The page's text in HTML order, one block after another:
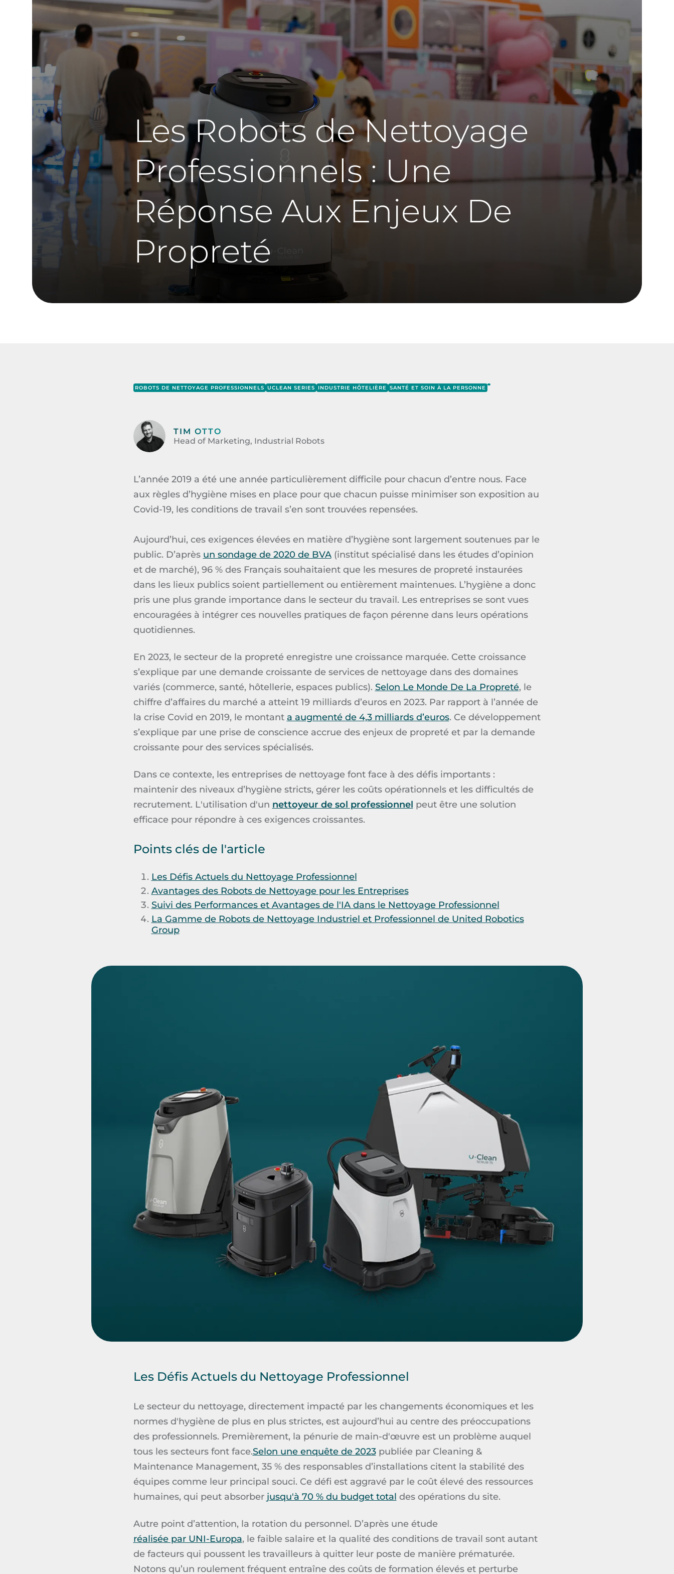
Les Robots de Nettoyage
Professionnels : Une
Réponse Aux Enjeux De
Propreté
ROBOTS DE NETTOYAGE PROFESSIONNELS UCLEAN SERIES INDUSTRIE HÔTELIÈRE SANTÉ ET SOIN À LA PERSONNE
TIM OTTO
Head of Marketing, Industrial Robots
L’année 2019 a été une année particulièrement difficile pour chacun d’entre nous. Face
aux règles d’hygiène mises en place pour que chacun puisse minimiser son exposition au
Covid-19, les conditions de travail s’en sont trouvées repensées.
Aujourd’hui, ces exigences élevées en matière d’hygiène sont largement soutenues par le
public. D’après un sondage de 2020 de BVA(institut spécialisé dans les études d’opinion
et de marché), 96 % des Français souhaitaient que les mesures de propreté instaurées
dans les lieux publics soient partiellement ou entièrement maintenues. L’hygiène a donc
pris une plus grande importance dans le secteur du travail. Les entreprises se sont vues
encouragées à intégrer ces nouvelles pratiques de façon pérenne dans leurs opérations
quotidiennes.
En 2023, le secteur de la propreté enregistre une croissance marquée. Cette croissance
s’explique par une demande croissante de services de nettoyage dans des domaines
variés (commerce, santé, hôtellerie, espaces publics). Selon Le Monde De La Propreté, le
chiffre d’affaires du marché a atteint 19 milliards d’euros en 2023. Par rapport à l’année de
la crise Covid en 2019, le montant a augmenté de 4,3 milliards d’euros. Ce développement
s’explique par une prise de conscience accrue des enjeux de propreté et par la demande
croissante pour des services spécialisés.
Dans ce contexte, les entreprises de nettoyage font face à des défis importants :
maintenir des niveaux d’hygiène stricts, gérer les coûts opérationnels et les difficultés de
recrutement. L'utilisation d'un nettoyeur de sol professionnel peut être une solution
efficace pour répondre à ces exigences croissantes.
Points clés de l'article
Les Défis Actuels du Nettoyage Professionnel
Avantages des Robots de Nettoyage pour les Entreprises
Suivi des Performances et Avantages de l'IA dans le Nettoyage Professionnel
La Gamme de Robots de Nettoyage Industriel et Professionnel de United Robotics
Group
Les Défis Actuels du Nettoyage Professionnel
Le secteur du nettoyage, directement impacté par les changements économiques et les
normes d'hygiène de plus en plus strictes, est aujourd’hui au centre des préoccupations
des professionnels. Premièrement, la pénurie de main-d'œuvreest un problème auquel
tous les secteurs font face.Selon une enquête de 2023publiée par Cleaning &
Maintenance Management, 35 % des responsables d’installations citent la stabilité des
équipes comme leur principal souci. Ce défi est aggravé par le coût élevé des ressources
humaines, qui peut absorber jusqu'à 70 % du budget total des opérations du site.
Autre point d’attention, la rotation du personnel. D’après une étude
réalisée par UNI-Europa, le faible salaire et la qualité des conditions de travail sont autant
de facteurs qui poussent les travailleurs à quitter leur poste de manière prématurée.
Notons qu’un roulement fréquent entraîne des coûts de formation élevés et perturbe